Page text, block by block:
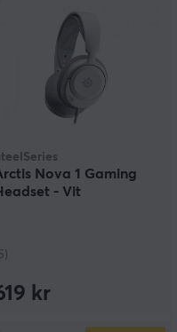
Nova 1 Gaming
- Vit
kr